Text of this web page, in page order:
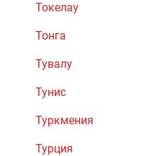
Токелау
Тонга
Тувалу
Тунис
Туркмения
Турция